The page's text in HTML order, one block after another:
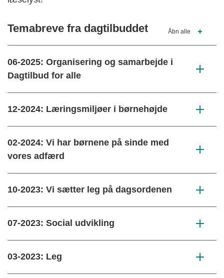
Temabreve fra dagtilbuddet Åbn alle
06-2025: Organisering og samarbejde i
Dagtilbud for alle
12-2024: Læringsmiljøer i børnehøjde
02-2024: Vi har børnene på sinde med
vores adfærd
10-2023: Vi sætter leg på dagsordenen
07-2023: Social udvikling
03-2023: Leg